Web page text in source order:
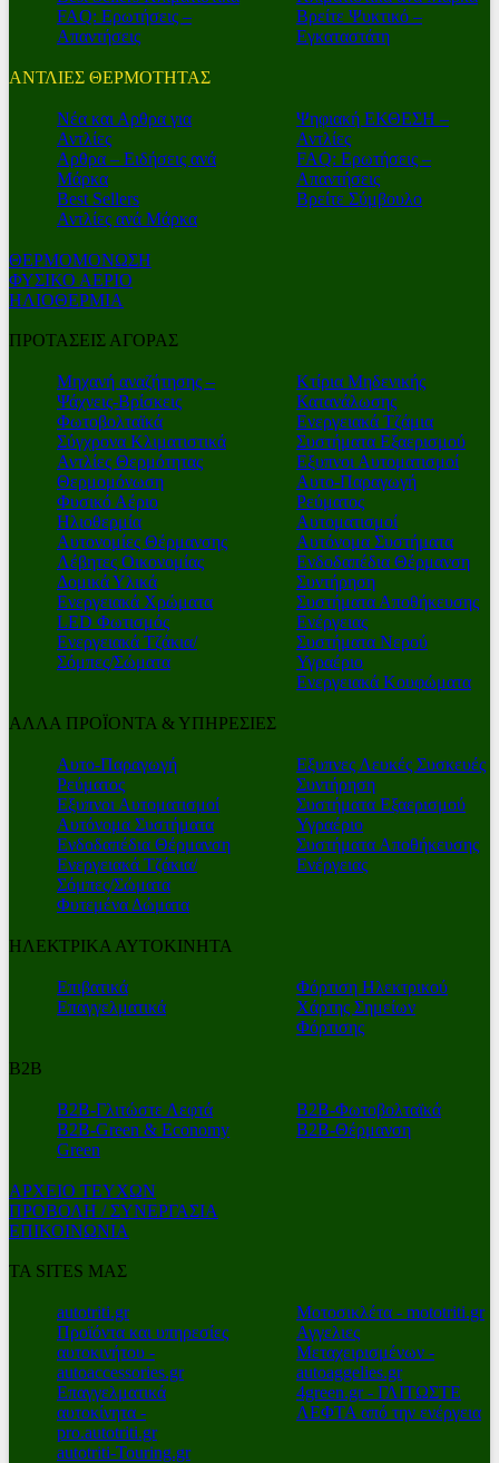
FAQ: Ερωτήσεις –
Απαντήσεις
Βρείτε Ψυκτικό –
Εγκαταστάτη
ΑΝΤΛΙΕΣ ΘΕΡΜΟΤΗΤΑΣ
Nέα και Αρθρα για
Αντλίες
Αρθρα – Ειδήσεις ανά
Μάρκα
Best Sellers
Αντλίες ανά Μάρκα
Ψηφιακή ΕΚΘΕΣΗ –
Αντλίες
FAQ: Ερωτήσεις –
Απαντήσεις
Βρείτε Σύμβουλο
ΘΕΡΜΟΜΟΝΩΣΗ
ΦΥΣΙΚΟ ΑΕΡΙΟ
ΗΛΙΟΘΕΡΜΙΑ
ΠΡΟΤΑΣΕΙΣ ΑΓΟΡΑΣ
Μηχανή αναζήτησης –
Ψάχνεις-Βρίσκεις
Φωτοβολταϊκά
Σύγχρονα Κλιματιστικά
Αντλίες Θερμότητας
Θερμομόνωση
Φυσικό Αέριο
Ηλιοθερμία
Αυτονομίες Θέρμανσης
Λέβητες Οικονομίας
Δομικά Υλικά
Ενεργειακά Χρώματα
LED Φωτισμός
Ενεργειακά Τζάκια/
Σόμπες/Σώματα
Κτίρια Μηδενικής
Κατανάλωσης
Ενεργειακά Τζάμια
Συστήματα Εξαερισμού
Εξυπνοι Αυτοματισμοί
Αυτο-Παραγωγή
Ρεύματος
Αυτοματισμοί
Αυτόνομα Συστήματα
Ενδοδαπέδια Θέρμανση
Συντήρηση
Συστήματα Αποθήκευσης
Ενέργειας
Συστήματα Νερού
Υγραέριο
Ενεργειακά Κουφώματα
ΑΛΛΑ ΠΡΟΪΟΝΤΑ & ΥΠΗΡΕΣΙΕΣ
Αυτο-Παραγωγή
Ρεύματος
Εξυπνοι Αυτοματισμοί
Αυτόνομα Συστήματα
Ενδοδαπέδια Θέρμανση
Ενεργειακά Τζάκια/
Σόμπες/Σώματα
Φυτεμένα Δώματα
Εξυπνες Λευκές Συσκευές
Συντήρηση
Συστήματα Εξαερισμού
Υγραέριο
Συστήματα Αποθήκευσης
Ενέργειας
ΗΛΕΚΤΡΙΚΑ ΑΥΤΟΚΙΝΗΤΑ
Επιβατικά
Επαγγελματικά
Φόρτιση Ηλεκτρικού
Χάρτης Σημείων
Φόρτισης
Β2Β
Β2Β-Γλιτώστε Λεφτά
Β2Β-Green & Economy
Green
Β2Β-Φωτοβολταϊκά
Β2Β-Θέρμανση
ΑΡΧΕΙΟ ΤΕΥΧΩΝ
ΠΡΟΒΟΛΗ / ΣΥΝΕΡΓΑΣΙΑ
ΕΠΙΚΟΙΝΩΝΙΑ
ΤΑ SITES ΜΑΣ
autotriti.gr
Προϊόντα και υπηρεσίες
αυτοκινήτου -
autoaccessories.gr
Επαγγελματικά
αυτοκίνητα -
pro.autotriti.gr
autotriti-Touring.gr
Μοτοσικλέτα - mototriti.gr
Αγγελιες
Μεταχειρισμένων -
autoaggelies.gr
4green.gr - ΓΛΙΤΩΣΤΕ
ΛΕΦΤΑ από την ενέργεια